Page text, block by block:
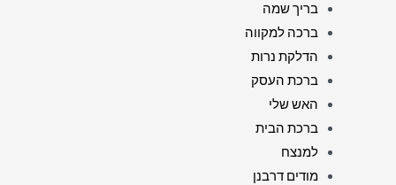
בריך שמה
ברכה למקווה
הדלקת נרות
ברכת העסק
האש שלי
ברכת הבית
למנצח
מודים דרבנן